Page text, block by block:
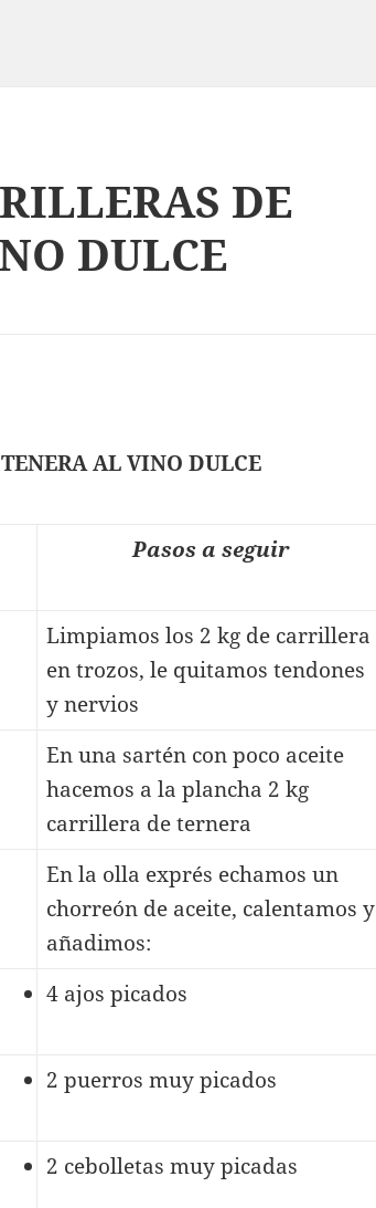
DE
DULCE
AL VINO DULCE
Pasos a seguir
Limpiamos los 2 kg de carrillera
en trozos, le quitamos tendones
y nervios
En una sartén con poco aceite
hacemos a la plancha 2 kg
carrillera de ternera
En la olla exprés echamos un
chorreón de aceite, calentamos y
añadimos:
4 ajos picados
2 puerros muy picados
2 cebolletas muy picadas